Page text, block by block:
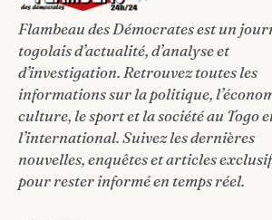
Flambeau des Démocrates est un
togolais d’actualité, d’analyse et
d’investigation. Retrouvez toutes les
informations sur la politique,
culture, le sport et la société au Togo
l’international. Suivez les dernières
nouvelles, enquêtes et articles
pour rester informé en temps réel.